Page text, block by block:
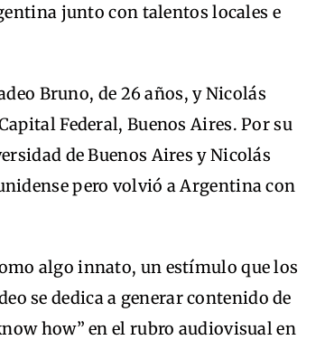
junto con talentos locales e
Bruno, de 26 años, y Nicolás
Federal, Buenos Aires. Por su
de Buenos Aires y Nicolás
pero volvió a Argentina con
algo innato, un estímulo que los
se dedica a generar contenido de
how” en el rubro audiovisual en